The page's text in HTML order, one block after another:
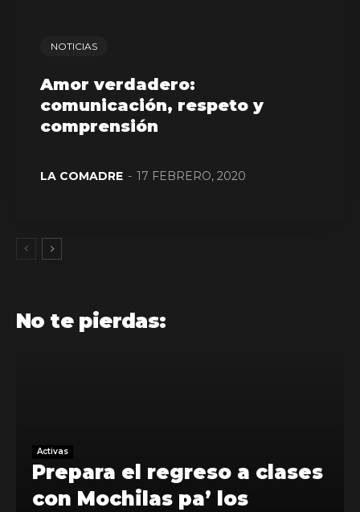
NOTICIAS
Amor verdadero:
comunicación, respeto y
comprensión
LA COMADRE - 17 FEBRERO, 2020
No te pierdas:
Activas
Prepara el regreso a clases
con Mochilas pa’ los